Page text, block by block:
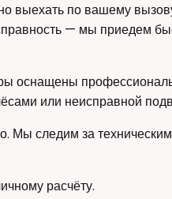
выехать по вашему
— мы приедем
оснащены
или неисправной
Мы следим за
расчёту.